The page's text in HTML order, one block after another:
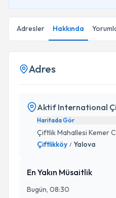
Adresler Hakkında
Adres
Aktif International
Haritada Gör
Çiftlik Mahallesi Kemer
Çiftlikköy / Yalova
En Yakın Müsaitlik
Bugün, 08:30